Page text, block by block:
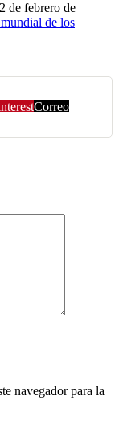
2 de febrero de
de los
Correo
navegador para la